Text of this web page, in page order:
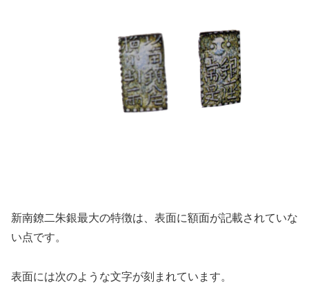
新南鐐二朱銀最大の特徴は、表面に額面が記載されていな
い点です。
表面には次のような文字が刻まれています。